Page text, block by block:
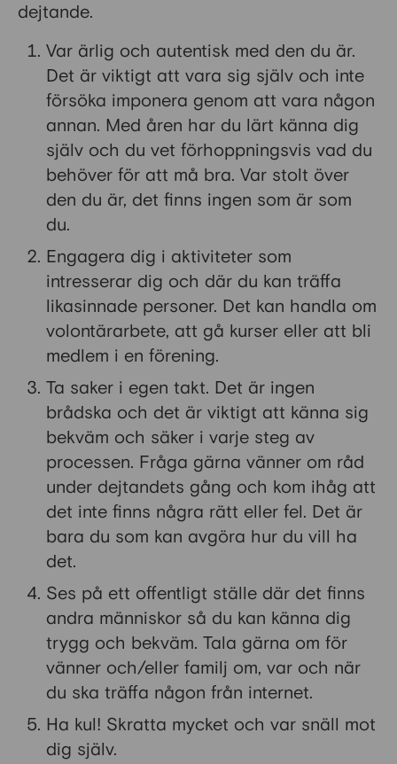
dejtande.
Var ärlig och autentisk med den du är.
Det är viktigt att vara sig själv och inte
försöka imponera genom att vara någon
annan. Med åren har du lärt känna dig
själv och du vet förhoppningsvis vad du
behöver för att må bra. Var stolt över
den du är, det finns ingen som är som
du.
Engagera dig i aktiviteter som
intresserar dig och där du kan träffa
likasinnade personer. Det kan handla om
volontärarbete, att gå kurser eller att bli
medlem i en förening.
Ta saker i egen takt. Det är ingen
brådska och det är viktigt att känna sig
bekväm och säker i varje steg av
processen. Fråga gärna vänner om råd
under dejtandets gång och kom ihåg att
det inte finns några rätt eller fel. Det är
bara du som kan avgöra hur du vill ha
det.
Ses på ett offentligt ställe där det finns
andra människor så du kan känna dig
trygg och bekväm. Tala gärna om för
vänner och/eller familj om, var och när
du ska träffa någon från internet.
Ha kul! Skratta mycket och var snäll mot
dig själv.